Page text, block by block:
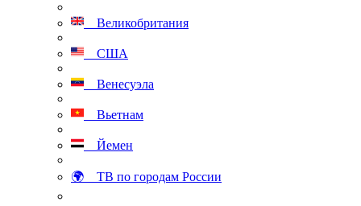
Великобритания
США
Венесуэла
Вьетнам
Йемен
🌍 ТВ по городам России